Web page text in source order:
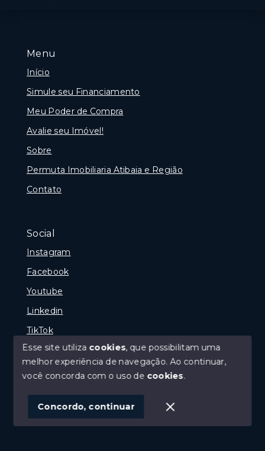
Menu
Início
Simule seu Financiamento
Meu Poder de Compra
Avalie seu Imóvel!
Sobre
Permuta Imobiliaria Atibaia e Região
Contato
Social
Instagram
Facebook
Youtube
Linkedin
TikTok
© Copyright 2026 - Portal Melhor Oferta Imobiliaria -
SITE PARA IMOBILIARIA
Esse site utiliza cookies, que possibilitam uma
melhor experiência de navegação.Ao continuar,
você concorda com o uso de cookies.
Concordo, continuar